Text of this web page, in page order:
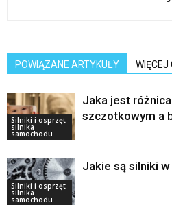
POWIĄZANE ARTYKUŁY WIĘCEJ
Silniki i osprzęt
silnika
samochodu
Jaka jest
szczotkowym a
Silniki i osprzęt
silnika
samochodu
Jakie są silniki w